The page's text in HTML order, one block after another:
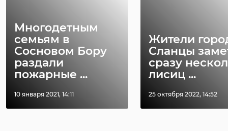
Многодетным
семьям в
Сосновом Бору
раздали
пожарные ...
10 января 2021, 14:11
Жители
Сланцы
сразу
лисиц ...
25 октября 2022, 14:52